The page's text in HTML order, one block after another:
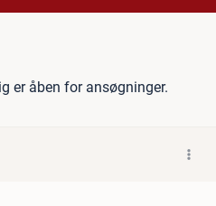
til
er åben for ansøgninger.